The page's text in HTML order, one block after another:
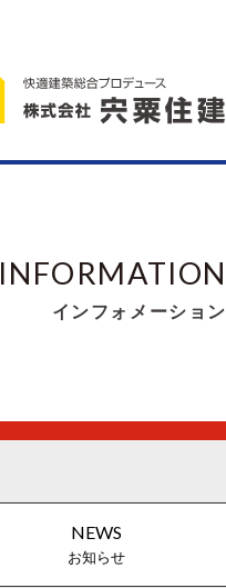
INFORMATION
インフォメーション
NEWS
お知らせ